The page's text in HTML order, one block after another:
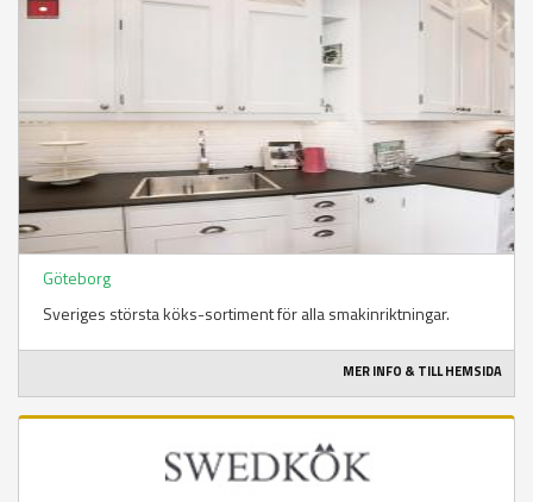
Göteborg
Sveriges största köks-sortiment för alla smakinriktningar.
MER INFO & TILL HEMSIDA